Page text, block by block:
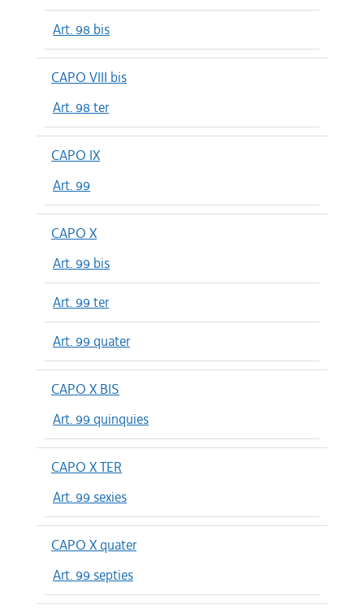
Art. 98 bis
CAPO VIII bis
Art. 98 ter
CAPO IX
Art. 99
CAPO X
Art. 99 bis
Art. 99 ter
Art. 99 quater
CAPO X BIS
Art. 99 quinquies
CAPO X TER
Art. 99 sexies
CAPO X quater
Art. 99 septies